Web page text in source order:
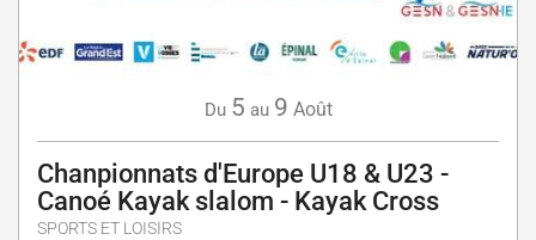
Du 5 au 9 Août
Chanpionnats d'Europe U18 & U23 -
Canoé Kayak slalom - Kayak Cross
SPORTS ET LOISIRS